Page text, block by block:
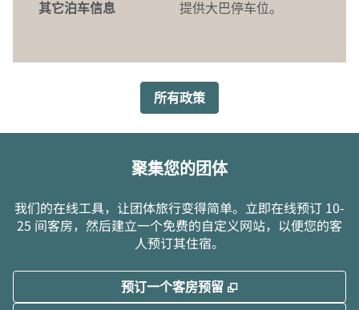
其它泊车信息 提供大巴停车位。
所有政策
聚集您的团体
我们的在线工具，让团体旅行变得简单。立即在线预订 10-
25 间客房，然后建立一个免费的自定义网站，以便您的客
人预订其住宿。
预订一个客房预留 ,